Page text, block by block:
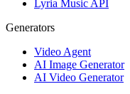
Lyria Music API
Generators
Video Agent
AI Image Generator
AI Video Generator